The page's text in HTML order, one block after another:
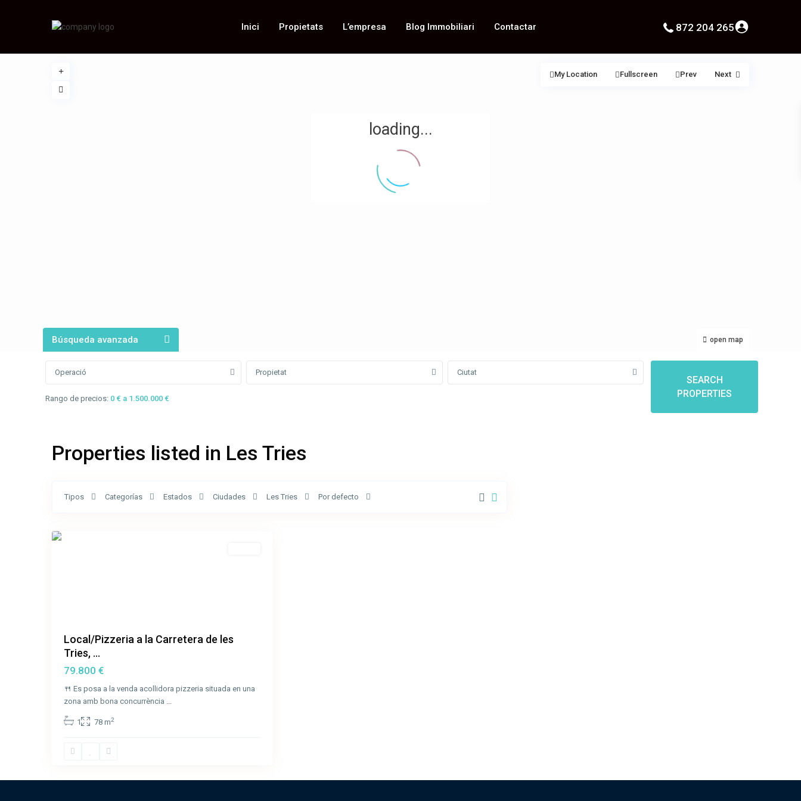
Inici Propietats L’empresa Blog Immobiliari Contactar 872 204 265
loading...
open map
My Location Fullscreen Prev Next
Búsqueda avanzada
Operació Propietat Ciutat
Rango de precios: 0 € a 1.500.000 €
SEARCH
PROPERTIES
Properties listed in Les Tries
Tipos Categorías Estados Ciudades Les Tries Por defecto
Les
Local/Pizzeria a la Carretera de les
Tries, ...
79.800 €
🍴 Es posa a la venda acollidora pizzeria situada en una
zona amb bona concurrència ...
1 78 m2